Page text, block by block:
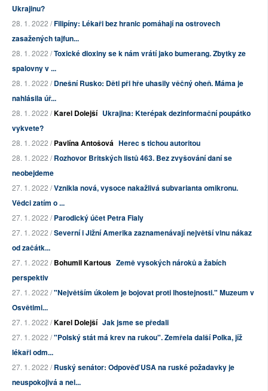
Ukrajinu?
28. 1. 2022 /Filipíny: Lékaři bez hranic pomáhají na ostrovech
zasažených tajfun...
28. 1. 2022 /Toxické dioxiny se k nám vrátí jako bumerang. Zbytky ze
spalovny v ...
28. 1. 2022 /Dnešní Rusko: Děti při hře uhasily věčný oheň. Máma je
nahlásila úř...
28. 1. 2022 /Karel Dolejší Ukrajina: Kterépak dezinformační poupátko
vykvete?
28. 1. 2022 /Pavlína Antošová Herec s tichou autoritou
28. 1. 2022 /Rozhovor Britských listů 463. Bez zvyšování daní se
neobejdeme
27. 1. 2022 /Vznikla nová, vysoce nakažlivá subvarianta omikronu.
Vědci zatím o ...
27. 1. 2022 /Parodický účet Petra Fialy
27. 1. 2022 /Severní i Jižní Amerika zaznamenávají největší vlnu nákaz
od začátk...
27. 1. 2022 /Bohumil Kartous Země vysokých nároků a žabích
perspektiv
27. 1. 2022 /"Největším úkolem je bojovat proti lhostejnosti." Muzeum v
Osvětimi...
27. 1. 2022 /Karel Dolejší Jak jsme se předali
27. 1. 2022 /"Polský stát má krev na rukou". Zemřela další Polka, jíž
lékaři odm...
27. 1. 2022 /Ruský senátor: Odpověď USA na ruské požadavky je
neuspokojivá a nel...